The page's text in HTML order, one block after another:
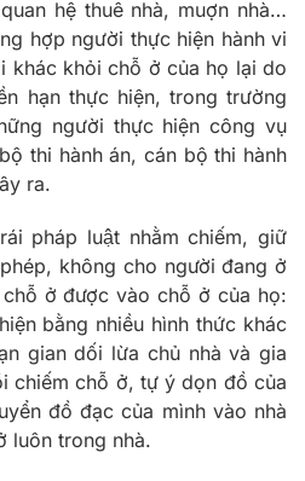
hệ thuê nhà, muợn nhà…
hợp người thực hiện hành vi
khác khỏi chỗ ở của họ lại do
hạn thực hiện, trong trường
người thực hiện công vụ
thi hành án, cán bộ thi hành
ra.
pháp luật nhằm chiếm, giữ
không cho người đang ở
ở được vào chỗ ở của họ:
bằng nhiều hình thức khác
gian dối lừa chủ nhà và gia
chiếm chỗ ở, tự ý dọn đồ của
đồ đạc của mình vào nhà
luôn trong nhà.